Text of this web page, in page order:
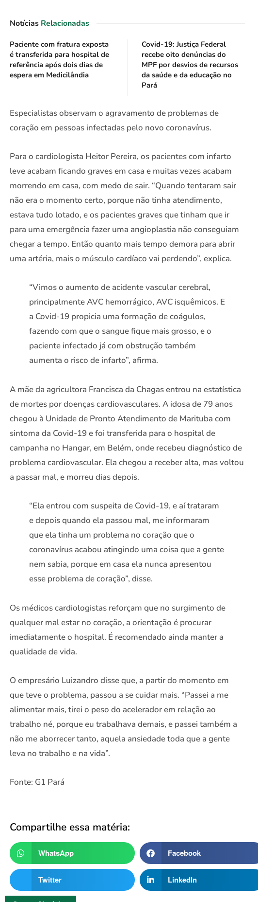
Notícias Relacionadas
Paciente com fratura exposta
é transferida para hospital de
referência após dois dias de
espera em Medicilândia
Covid-19: Justiça Federal
recebe oito denúncias do
MPF por desvios de recursos
da saúde e da educação no
Pará
Especialistas observam o agravamento de problemas de
coração em pessoas infectadas pelo novo coronavírus.
Para o cardiologista Heitor Pereira, os pacientes com infarto
leve acabam ficando graves em casa e muitas vezes acabam
morrendo em casa, com medo de sair. “Quando tentaram sair
não era o momento certo, porque não tinha atendimento,
estava tudo lotado, e os pacientes graves que tinham que ir
para uma emergência fazer uma angioplastia não conseguiam
chegar a tempo. Então quanto mais tempo demora para abrir
uma artéria, mais o músculo cardíaco vai perdendo”, explica.
“Vimos o aumento de acidente vascular cerebral,
principalmente AVC hemorrágico, AVC isquêmicos. E
a Covid-19 propicia uma formação de coágulos,
fazendo com que o sangue fique mais grosso, e o
paciente infectado já com obstrução também
aumenta o risco de infarto”, afirma.
A mãe da agricultora Francisca da Chagas entrou na estatística
de mortes por doenças cardiovasculares. A idosa de 79 anos
chegou à Unidade de Pronto Atendimento de Marituba com
sintoma da Covid-19 e foi transferida para o hospital de
campanha no Hangar, em Belém, onde recebeu diagnóstico de
problema cardiovascular. Ela chegou a receber alta, mas voltou
a passar mal, e morreu dias depois.
“Ela entrou com suspeita de Covid-19, e aí trataram
e depois quando ela passou mal, me informaram
que ela tinha um problema no coração que o
coronavírus acabou atingindo uma coisa que a gente
nem sabia, porque em casa ela nunca apresentou
esse problema de coração”, disse.
Os médicos cardiologistas reforçam que no surgimento de
qualquer mal estar no coração, a orientação é procurar
imediatamente o hospital. É recomendado ainda manter a
qualidade de vida.
O empresário Luizandro disse que, a partir do momento em
que teve o problema, passou a se cuidar mais. “Passei a me
alimentar mais, tirei o peso do acelerador em relação ao
trabalho né, porque eu trabalhava demais, e passei também a
não me aborrecer tanto, aquela ansiedade toda que a gente
leva no trabalho e na vida”.
Fonte: G1 Pará
Compartilhe essa matéria:
WhatsApp Facebook
Twitter LinkedIn